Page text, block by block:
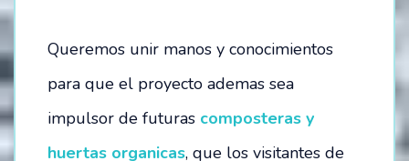
Queremos unir manos y conocimientos
para que el proyecto ademas sea
impulsor de futuras composteras y
huertas organicas, que los visitantes de